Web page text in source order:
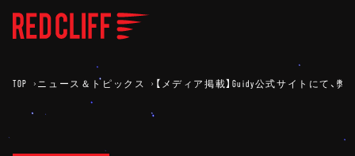
TOP ニュース＆トピックス 【メディア掲載】Guidy公式サイトにて、